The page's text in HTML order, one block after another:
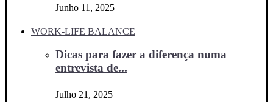
Junho 11, 2025
WORK-LIFE BALANCE
Dicas para fazer a diferença numa
entrevista de...
Julho 21, 2025